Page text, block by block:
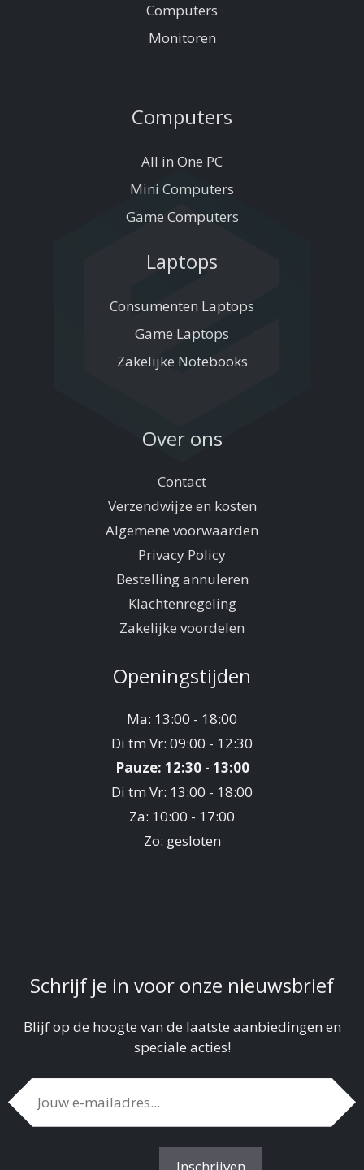
Computers
Monitoren
Computers
All in One PC
Mini Computers
Game Computers
Laptops
Consumenten Laptops
Game Laptops
Zakelijke Notebooks
Over ons
Contact
Verzendwijze en kosten
Algemene voorwaarden
Privacy Policy
Bestelling annuleren
Klachtenregeling
Zakelijke voordelen
Openingstijden
Ma: 13:00 - 18:00
Di tm Vr: 09:00 - 12:30
Pauze: 12:30 - 13:00
Di tm Vr: 13:00 - 18:00
Za: 10:00 - 17:00
Zo: gesloten
Schrijf je in voor onze nieuwsbrief
Blijf op de hoogte van de laatste aanbiedingen en
speciale acties!